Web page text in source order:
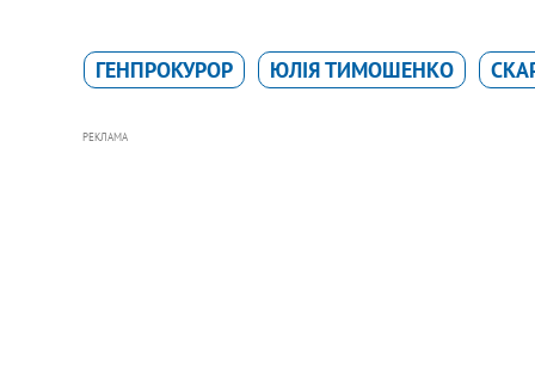
ГЕНПРОКУРОР ЮЛІЯ ТИМОШЕНКО
РЕКЛАМА